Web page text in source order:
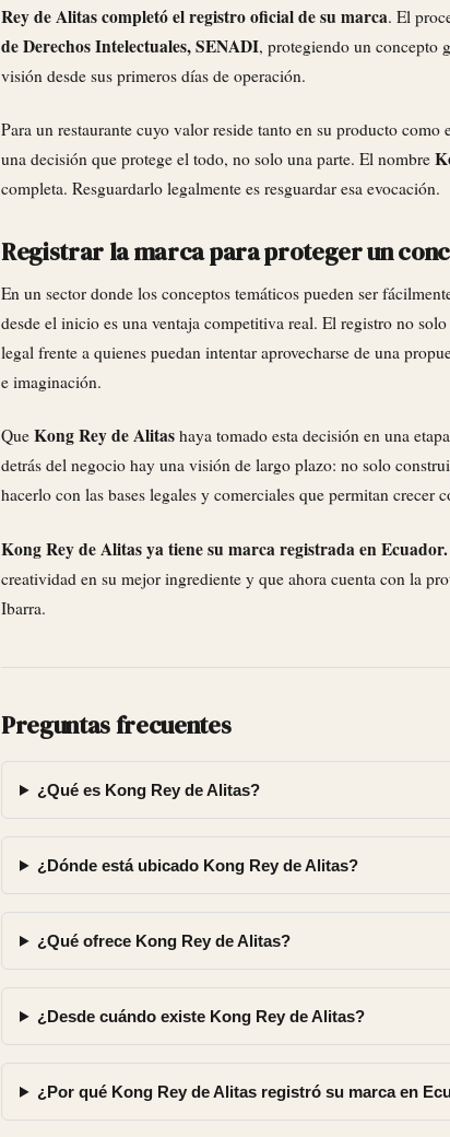
Rey de Alitas completó el registro oficial de su marca. El
de Derechos Intelectuales, SENADI, protegiendo un concepto
visión desde sus primeros días de operación.
Para un restaurante cuyo valor reside tanto en su producto como
una decisión que protege el todo, no solo una parte. El nombre
completa. Resguardarlo legalmente es resguardar esa evocación.
Registrar la marca para proteger un
En un sector donde los conceptos temáticos pueden ser
desde el inicio es una ventaja competitiva real. El registro no
legal frente a quienes puedan intentar aprovecharse de una
e imaginación.
Que Kong Rey de Alitas haya tomado esta decisión en una
detrás del negocio hay una visión de largo plazo: no solo
hacerlo con las bases legales y comerciales que permitan crecer
Kong Rey de Alitas ya tiene su marca registrada en Ecuador.
creatividad en su mejor ingrediente y que ahora cuenta con la
Ibarra.
Preguntas frecuentes
¿Qué es Kong Rey de Alitas?
¿Dónde está ubicado Kong Rey de Alitas?
¿Qué ofrece Kong Rey de Alitas?
¿Desde cuándo existe Kong Rey de Alitas?
¿Por qué Kong Rey de Alitas registró su marca en